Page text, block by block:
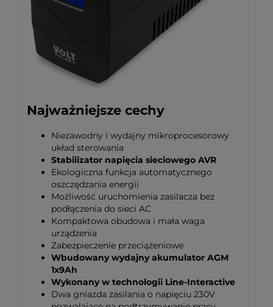
Najważniejsze cechy
Niezawodny i wydajny mikroprocesorowy
układ sterowania
Stabilizator napięcia sieciowego AVR
Ekologiczna funkcja automatycznego
oszczędzania energii
Możliwość uruchomienia zasilacza bez
podłączenia do sieci AC
Kompaktowa obudowa i mała waga
urządzenia
Zabezpieczenie przeciążeniowe
Wbudowany wydajny akumulator AGM
1x9Ah
Wykonany w technologii Line-Interactive
Dwa gniazda zasilania o napięciu 230V